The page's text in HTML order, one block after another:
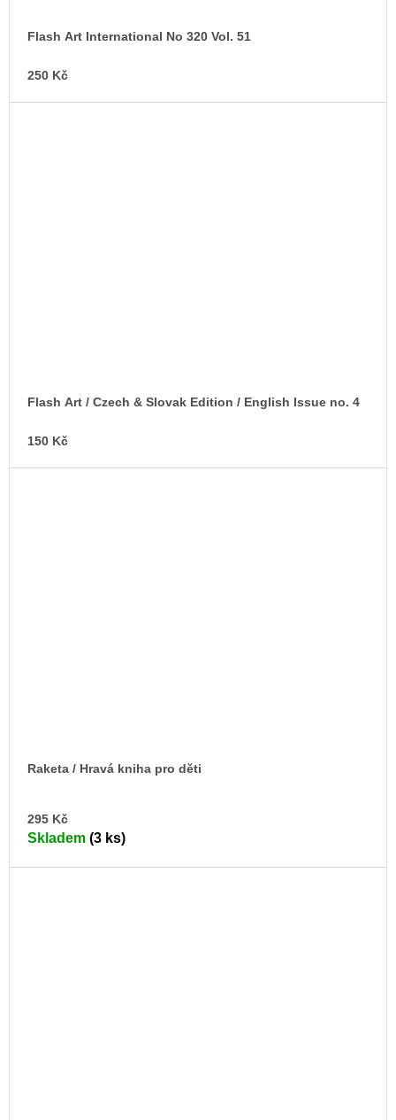
Flash Art International No 320 Vol. 51
250 Kč
Flash Art / Czech & Slovak Edition / English Issue no. 4
150 Kč
Raketa / Hravá kniha pro děti
295 Kč
Skladem (3 ks)